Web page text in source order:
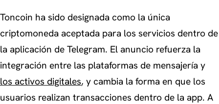
Toncoin ha sido designada como la única
criptomoneda aceptada para los servicios dentro de
la aplicación de Telegram. El anuncio refuerza la
integración entre las plataformas de mensajería y
los activos digitales, y cambia la forma en que los
usuarios realizan transacciones dentro de la app. A